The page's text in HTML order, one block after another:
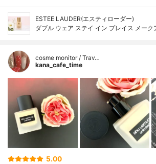
ESTEE LAUDER(エスティローダー)
ダブル ウェア ステイ イン プレイス メーク
cosme monitor / Trav…
kana_cafe_time
5.00